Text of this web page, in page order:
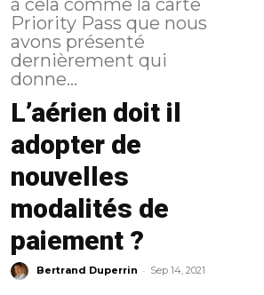
à cela comme la carte
Priority Pass que nous
avons présenté
dernièrement qui
donne...
L’aérien doit il
adopter de
nouvelles
modalités de
paiement ?
Bertrand Duperrin - Sep 14, 2021